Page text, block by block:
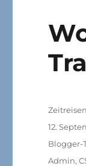
Autor
am
12.
Blogger-
Admin,